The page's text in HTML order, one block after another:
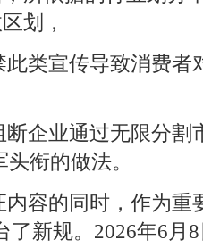
划，
此类宣传导致消费者
企业通过无限分割
衔的做法。
容的同时，作为重
了新规。2026年6月